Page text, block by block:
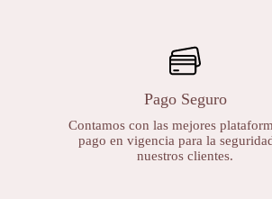
Pago Seguro
Contamos con las mejores
pago en vigencia para la
nuestros clientes.